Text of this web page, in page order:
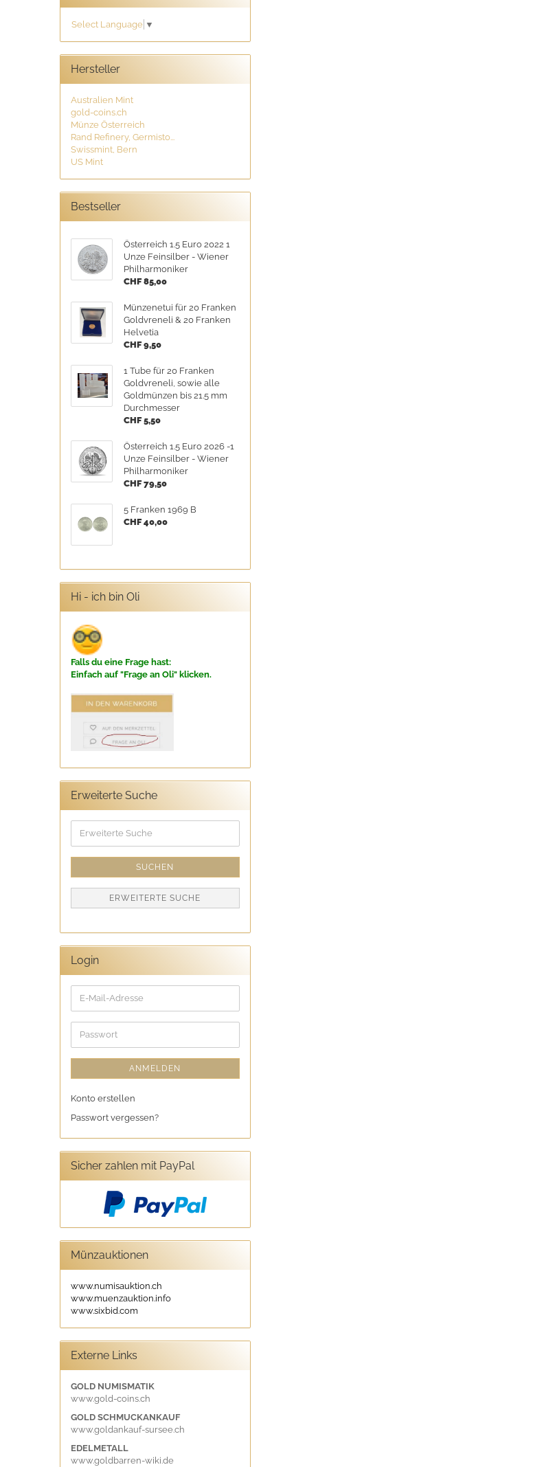
Select Language ▼
Hersteller
Australien Mint
gold-coins.ch
Münze Österreich
Rand Refinery, Germisto...
Swissmint, Bern
US Mint
Bestseller
Österreich 1.5 Euro 2022 1
Unze Feinsilber - Wiener
Philharmoniker
CHF 85,00
Münzenetui für 20 Franken
Goldvreneli & 20 Franken
Helvetia
CHF 9,50
1 Tube für 20 Franken
Goldvreneli, sowie alle
Goldmünzen bis 21.5 mm
Durchmesser
CHF 5,50
Österreich 1.5 Euro 2026 -1
Unze Feinsilber - Wiener
Philharmoniker
CHF 79,50
5 Franken 1969 B
CHF 40,00
Hi - ich bin Oli
Falls du eine Frage hast:
Einfach auf "Frage an Oli" klicken.
Erweiterte Suche
Suche
SUCHEN
ERWEITERTE SUCHE
Login
E-
Mail-
Adresse
Passwort
ANMELDEN
Konto erstellen
Passwort vergessen?
Sicher zahlen mit PayPal
Münzauktionen
www.numisauktion.ch
www.muenzauktion.info
www.sixbid.com
Externe Links
GOLD NUMISMATIK
www.gold-coins.ch
GOLD SCHMUCKANKAUF
www.goldankauf-sursee.ch
EDELMETALL
www.goldbarren-wiki.de